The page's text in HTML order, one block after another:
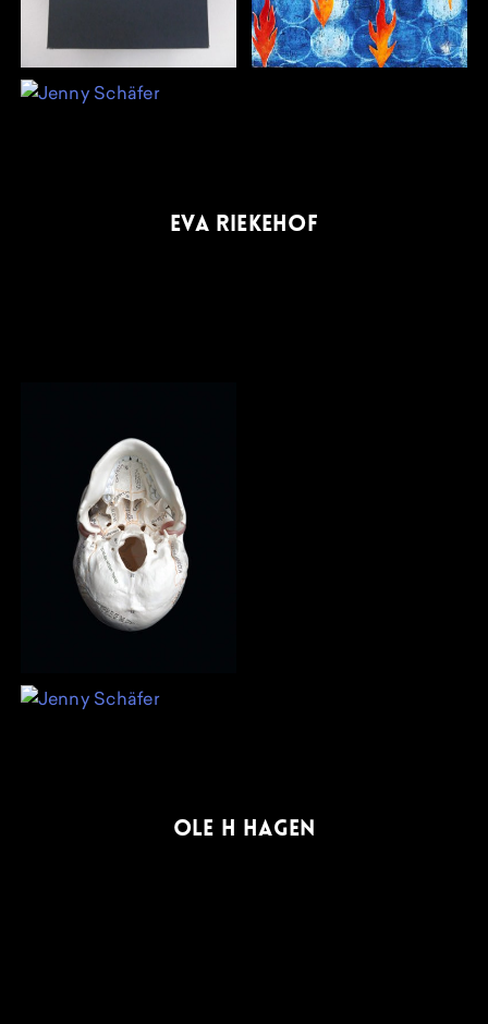
EVA RIEKEHOF
YOUSSEF TABTI
OLE H HAGEN